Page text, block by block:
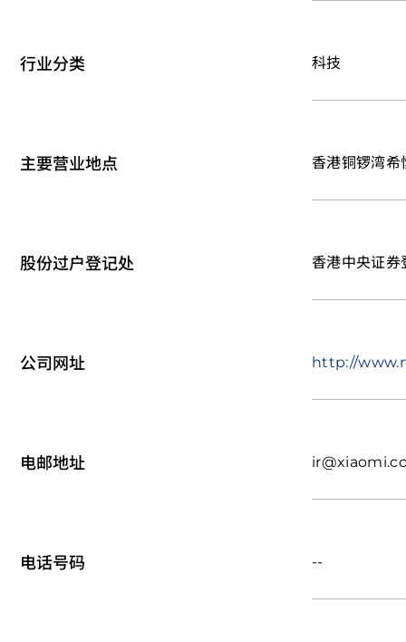
行业分类 科技
主要营业地点 香港铜锣湾希
股份过户登记处 香港中央证
公司网址 http://
电邮地址
电话号码 --